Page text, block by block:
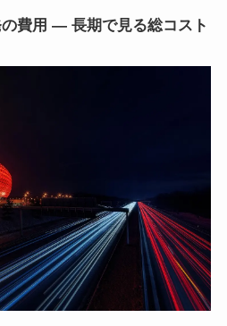
費用 ― 長期で見る総コスト